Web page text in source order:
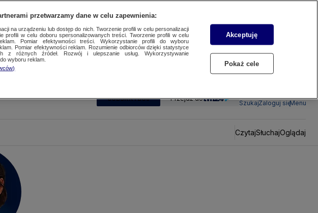
SUBSKRYBUJ Przejdź do
SzukajZaloguj sięMenu
CzytajSłuchajOglądaj
przetwarzamy dane w celu zapewnienia:
na urządzeniu lub dostęp do nich. Tworzenie profili w celu personalizacji
profili w celu doboru spersonalizowanych treści. Tworzenie profili w celu
Pomiar efektywności treści. Wykorzystanie profili do wyboru
Pomiar efektywności reklam. Rozumienie odbiorców dzięki statystyce
z różnych źródeł. Rozwój i ulepszanie usług. Wykorzystywanie
wyboru reklam.
Akceptuję
Pokaż cele